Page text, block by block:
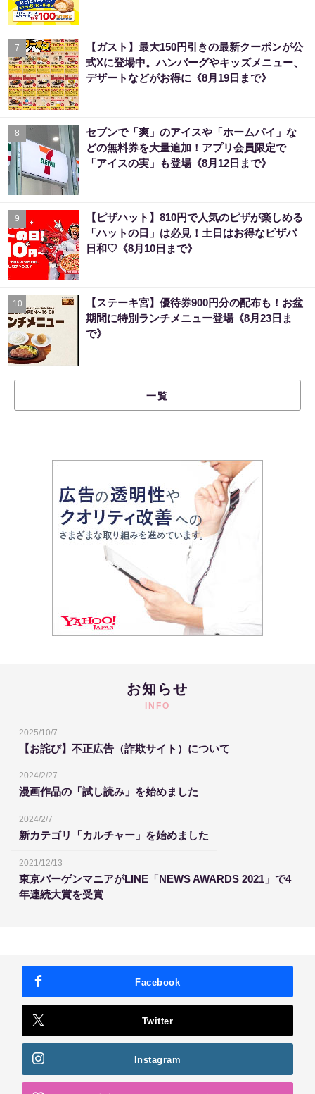
7
【ガスト】最大150円引きの最新クーポンが公
式Xに登場中。ハンバーグやキッズメニュー、
デザートなどがお得に《8月19日まで》
8
セブンで「爽」のアイスや「ホームパイ」な
どの無料券を大量追加！アプリ会員限定で
「アイスの実」も登場《8月12日まで》
9
【ピザハット】810円で人気のピザが楽しめる
「ハットの日」は必見！土日はお得なピザパ
日和♡《8月10日まで》
10
【ステーキ宮】優待券900円分の配布も！お盆
期間に特別ランチメニュー登場《8月23日ま
で》
一覧
お知らせ
INFO
2025/10/7
【お詫び】不正広告（詐欺サイト）について
2024/2/27
漫画作品の「試し読み」を始めました
2024/2/7
新カテゴリ「カルチャー」を始めました
2021/12/13
東京バーゲンマニアがLINE「NEWS AWARDS 2021」で4
年連続大賞を受賞
Facebook
Twitter
Instagram